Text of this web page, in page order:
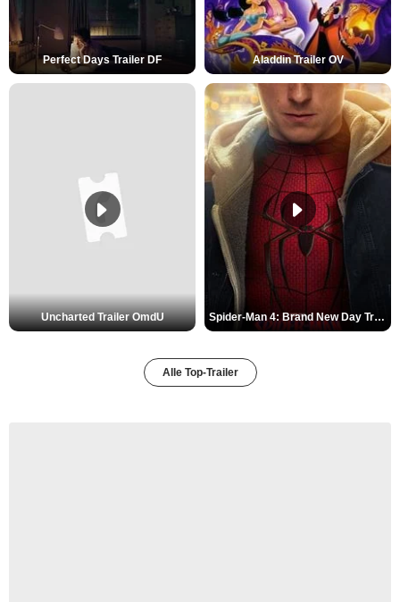
Perfect Days Trailer DF Aladdin Trailer OV
Uncharted Trailer OmdU Spider-Man 4: Brand New Day Trailer (3) DF
Alle Top-Trailer